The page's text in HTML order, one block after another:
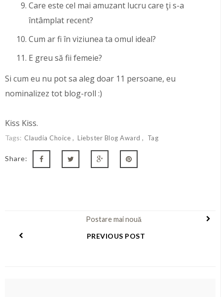
Care este cel mai amuzant lucru care ţi s-a
întâmplat recent?
Cum ar fi în viziunea ta omul ideal?
E greu să fii femeie?
Si cum eu nu pot sa aleg doar 11 persoane, eu
nominalizez tot blog-roll :)
Kiss Kiss.
Tags: Claudia Choice Liebster Blog Award Tag
Share:
Postare mai nouă
PREVIOUS POST